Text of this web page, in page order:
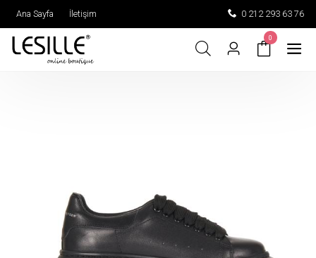
Ana Sayfa İletişim 0 212 293 63 76
0